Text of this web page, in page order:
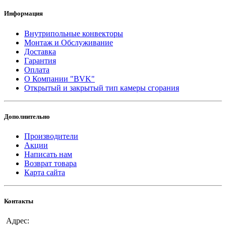
Информация
Внутрипольные конвекторы
Монтаж и Обслуживание
Доставка
Гарантия
Оплата
О Компании "BVK"
Открытый и закрытый тип камеры сгорания
Дополнительно
Производители
Акции
Написать нам
Возврат товара
Карта сайта
Контакты
Адрес: